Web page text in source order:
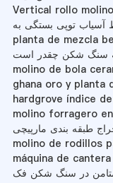
Vertical rollo
توپی بستگی به
planta de mezcla
سنگ شکن چقدر است
molino de bola
ghana oro y planta
hardgrove índice
molino forragero
طبقه بندی مارپیچی
molino de rodillos
máquina de
در سنگ شکن فک